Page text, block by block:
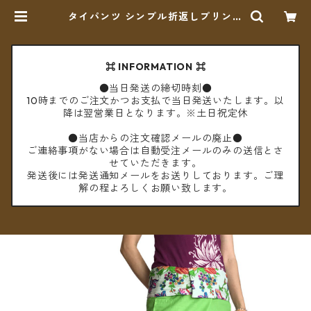
タイパンツ シンプル折返しプリント
ト）
⌘ INFORMATION ⌘
●当日発送の締切時刻●
10時までのご注文かつお支払で当日発送いたします。以
降は翌営業日となります。※土日祝定休
●当店からの注文確認メールの廃止●
ご連絡事項がない場合は自動受注メールのみの送信とさ
せていただきます。
発送後には発送通知メールをお送りしております。ご理
解の程よろしくお願い致します。